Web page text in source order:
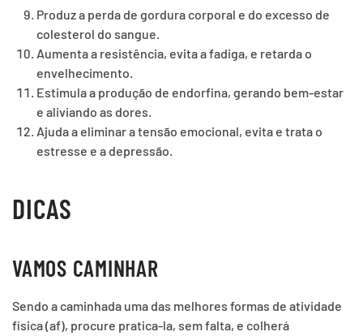
Produz a perda de gordura corporal e do excesso de
colesterol do sangue.
Aumenta a resistência, evita a fadiga, e retarda o
envelhecimento.
Estimula a produção de endorfina, gerando bem-estar
e aliviando as dores.
Ajuda a eliminar a tensão emocional, evita e trata o
estresse e a depressão.
DICAS
VAMOS CAMINHAR
Sendo a caminhada uma das melhores formas de atividade
física (af), procure pratica-la, sem falta, e colherá